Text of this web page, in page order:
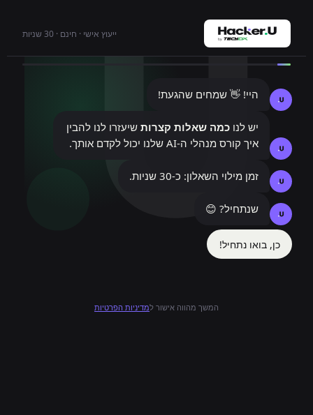
ייעוץ אישי · חינם · 30 שניות
היי! 👋 שמחים שהגעת!
יש לנו כמה שאלות קצרות שיעזרו לנו להבין
איך קורס מנהלי ה-AI שלנו יכול לקדם אותך.
זמן מילוי השאלון: כ-30 שניות.
שנתחיל? 😊
כן, בואו נתחיל!
המשך מהווה אישור למדיניות הפרטיות